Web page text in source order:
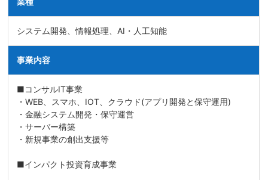
システム開発、情報処理、AI・人工知能
事業内容
■コンサルIT事業
・WEB、スマホ、IOT、クラウド(アプリ開発と保守運用)
・金融システム開発・保守運営
・サーバー構築
・新規事業の創出支援等
■インパクト投資育成事業